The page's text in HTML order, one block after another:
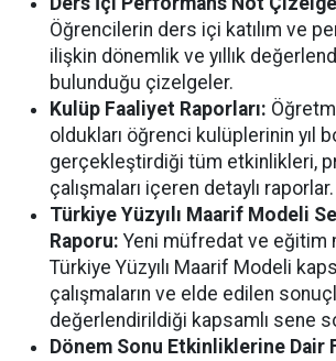
Öğrencilerin ders içi katılım ve
ilişkin dönemlik ve yıllık
bulunduğu çizelgeler.
Kulüp Faaliyet Raporları:
oldukları öğrenci kulüplerinin yıl
gerçekleştirdiği tüm etkinlikleri,
çalışmaları içeren detaylı raporlar.
Türkiye Yüzyılı Maarif Modeli
Raporu: Yeni müfredat ve eğitim
Türkiye Yüzyılı Maarif Modeli
çalışmaların ve elde edilen
değerlendirildiği kapsamlı sene
Dönem Sonu Etkinliklerine Dair